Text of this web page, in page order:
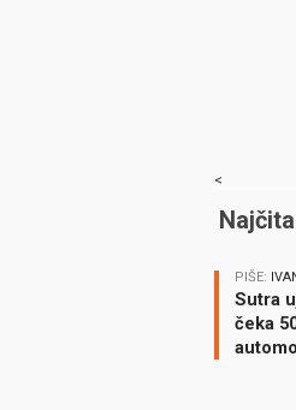
<
PIŠE:
Sutra
čeka